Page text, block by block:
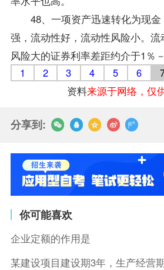
48、一项资产迅速转化为现金
强，流动性好，流动性风险小。
风险大的证券利率差距约介于1％－
1 2 3 4 5 6
资料来源于网络，仅
分享到:
你可能喜欢
企业定额的作用是